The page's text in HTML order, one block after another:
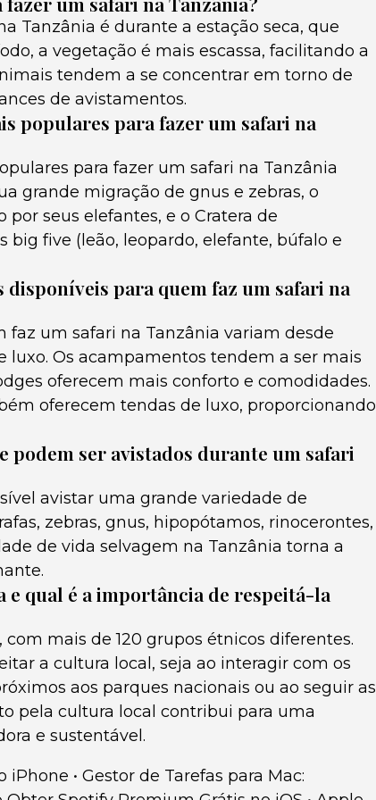
Tanzânia é durante a estação seca, que
a vegetação é mais escassa, facilitando a
tendem a se concentrar em torno de
de avistamentos.
populares para fazer um safari na
para fazer um safari na Tanzânia
grande migração de gnus e zebras, o
seus elefantes, e o Cratera de
big five (leão, leopardo, elefante, búfalo e
disponíveis para quem faz um safari na
faz um safari na Tanzânia variam desde
Os acampamentos tendem a ser mais
oferecem mais conforto e comodidades.
oferecem tendas de luxo, proporcionando
podem ser avistados durante um safari
avistar uma grande variedade de
zebras, gnus, hipopótamos, rinocerontes,
de vida selvagem na Tanzânia torna a
e qual é a importância de respeitá-la
mais de 120 grupos étnicos diferentes.
a cultura local, seja ao interagir com os
aos parques nacionais ou ao seguir as
pela cultura local contribui para uma
e sustentável.
iPhone • Gestor de Tarefas para Mac: